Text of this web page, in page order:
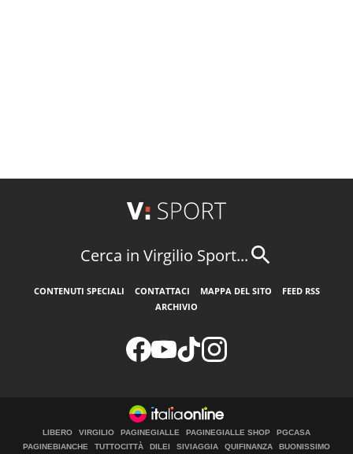
Cerca in Virgilio Sport...
CONTENUTI SPECIALI CONTATTACI MAPPA DEL SITO
FEED RSS
ARCHIVIO
LIBERO VIRGILIO PAGINEGIALLE PAGINEGIALLE SHOP
PGCASA
PAGINEBIANCHE
TUTTOCITTÀ DILEI SIVIAGGIA QUIFINANZA BUONISSIMO